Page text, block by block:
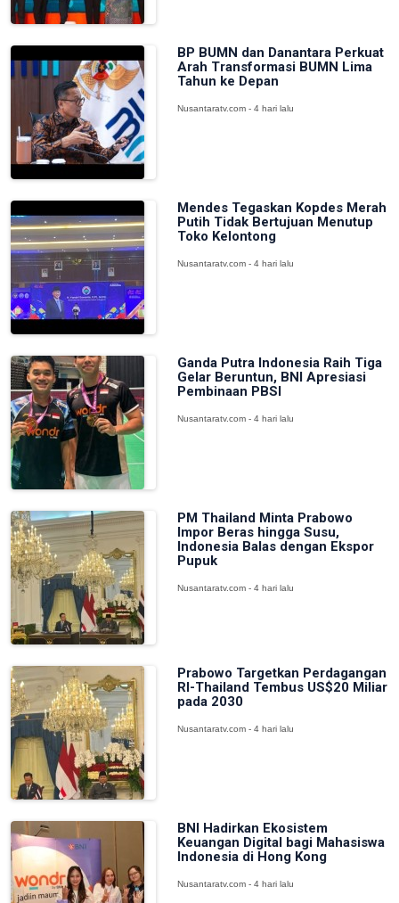
BP BUMN dan Danantara Perkuat
Arah Transformasi BUMN Lima
Tahun ke Depan
Nusantaratv.com - 4 hari lalu
Mendes Tegaskan Kopdes Merah
Putih Tidak Bertujuan Menutup
Toko Kelontong
Nusantaratv.com - 4 hari lalu
Ganda Putra Indonesia Raih Tiga
Gelar Beruntun, BNI Apresiasi
Pembinaan PBSI
Nusantaratv.com - 4 hari lalu
PM Thailand Minta Prabowo
Impor Beras hingga Susu,
Indonesia Balas dengan Ekspor
Pupuk
Nusantaratv.com - 4 hari lalu
Prabowo Targetkan Perdagangan
RI-Thailand Tembus US$20 Miliar
pada 2030
Nusantaratv.com - 4 hari lalu
BNI Hadirkan Ekosistem
Keuangan Digital bagi Mahasiswa
Indonesia di Hong Kong
Nusantaratv.com - 4 hari lalu